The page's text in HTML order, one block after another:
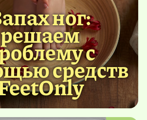
ног:
решаем
с
средств